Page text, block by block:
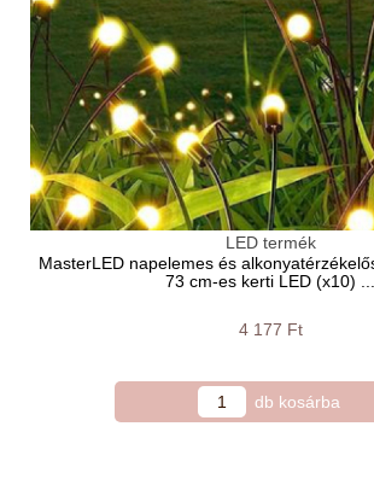
LED termék
MasterLED napelemes és
73 cm-es kerti LED (x10) ...
4 177 Ft